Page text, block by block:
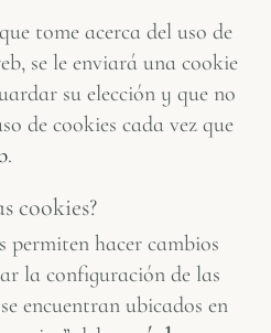
tome acerca del uso de
se le enviará una cookie
su elección y que no
de cookies cada vez que
.
cookies?
permiten hacer cambios
la configuración de las
encuentran ubicados en